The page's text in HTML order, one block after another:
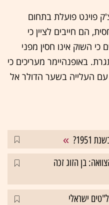
פוינט פועלת בתחום
הם חייבים לציין כי
כי השוק אינו חסין מפני
באופנהיימר מעריכים כי
עם העלייה בשער הדולר אל
בן הזוג זכה
ישראלי